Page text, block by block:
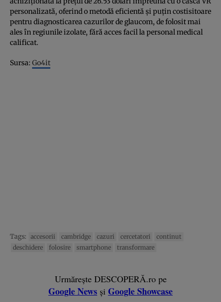
personalizată, oferind o metodă eficientă şi puţin costisitoare
pentru diagnosticarea cazurilor de glaucom, de folosit mai
ales în regiunile izolate, fără acces facil la personal medical
calificat.
Sursa: Go4it
Tags: accesorii cambridge cazuri cercetatori
continut
deschidere
folosire smartphone transformare
Urmărește DESCOPERĂ.ro pe
Google News și Google Showcase